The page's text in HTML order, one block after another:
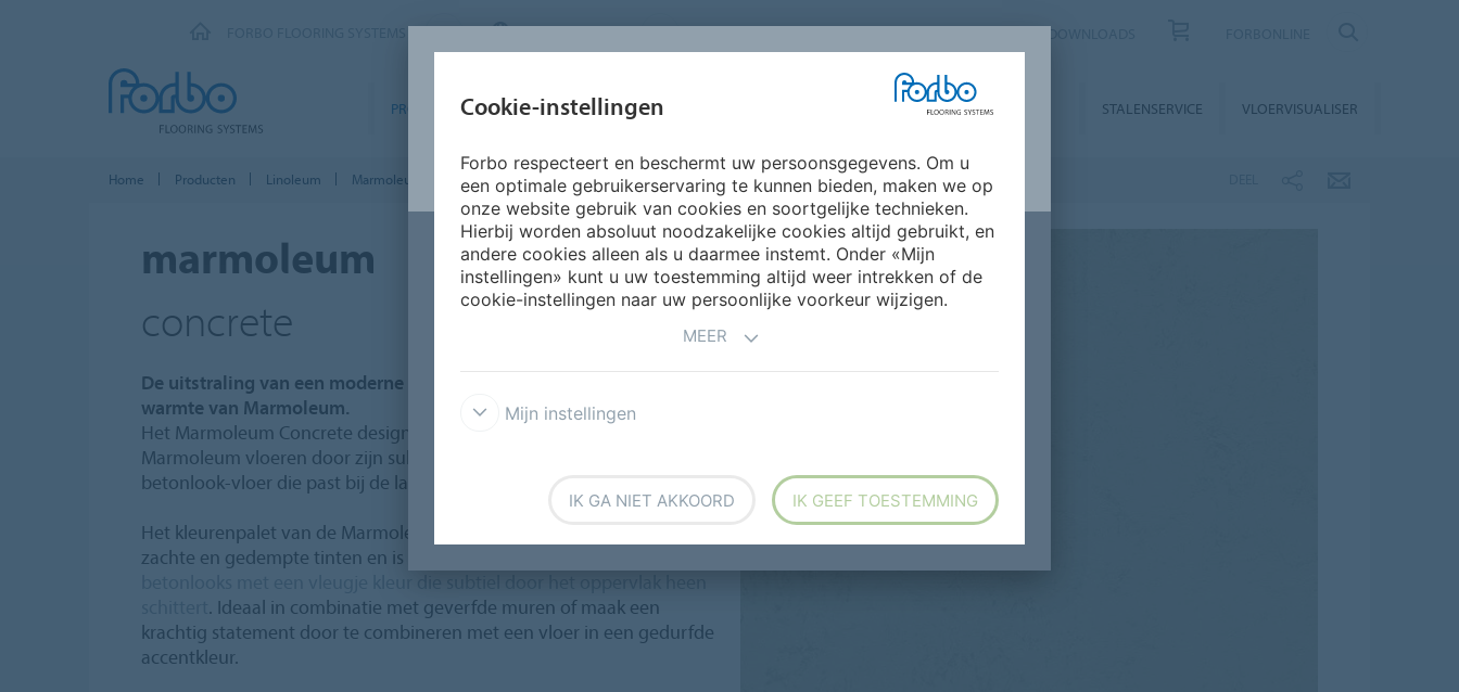
NETHERLANDS
PRODUCTEN SEGMENTEN
INSPIRATIE &
REFERENTIES
DUURZAAMHEID
INSTALLATIE &
ONDERHOUD
STALENSERVICE VLOERVISUALISER
Home Producten Linoleum Marmoleum Solid Marmoleum Concrete
marmoleum
concrete
De uitstraling van een moderne betonvloer met de natuurlijke
warmte van Marmoleum.
Het Marmoleum Concrete design onderscheidt zich van de klassieke
Marmoleum vloeren door zijn subtiele betonstructuur. Een mooie
betonlook-vloer die past bij de laatste trends.
Het kleurenpalet van de Marmoleum Concrete collectie is neutraal met
zachte en gedempte tinten en is inclusief
. Ideaal in combinatie met geverfde muren of maak een
krachtig statement door te combineren met een vloer in een gedurfde
accentkleur.
Cookie-instellingen
Forbo respecteert en beschermt uw persoonsgegevens. Om u
een optimale gebruikerservaring te kunnen bieden, maken we op
onze website gebruik van cookies en soortgelijke technieken.
Hierbij worden absoluut noodzakelijke cookies altijd gebruikt, en
andere cookies alleen als u daarmee instemt. Onder «Mijn
instellingen» kunt u uw toestemming altijd weer intrekken of de
cookie-instellingen naar uw persoonlijke voorkeur wijzigen.
MEER
Mijn instellingen
IK GA NIET AKKOORD IK GEEF TOESTEMMING